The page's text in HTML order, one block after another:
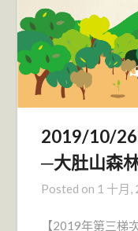
2019/10/26
─大肚山森
Posted on 1 十月,
【2019年第三梯